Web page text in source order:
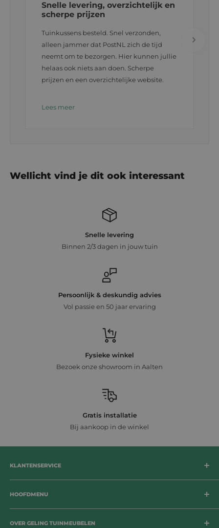
Snelle levering, overzichtelijk en
scherpe prijzen
Tuinkussens besteld. Snel verzonden,
alleen jammer dat PostNL zich de tijd
neemt om te bezorgen. Hier kunnen jullie
helaas ook niets aan doen. Scherpe
prijzen en een overzichtelijke website.
Lees meer
Wellicht vind je dit ook interessant
Snelle levering
Binnen 2/3 dagen in jouw tuin
Persoonlijk & deskundig advies
Vol passie en 50 jaar ervaring
Fysieke winkel
Bezoek onze showroom in Aalten
Gratis installatie
Bij aankoop in de winkel
KLANTENSERVICE
Bezorging
Betaalmogelijkheden
Retournering
Herroepingsrecht
HOOFDMENU
Tuinsets
Loungesets
OVER GELING TUINMEUBELEN